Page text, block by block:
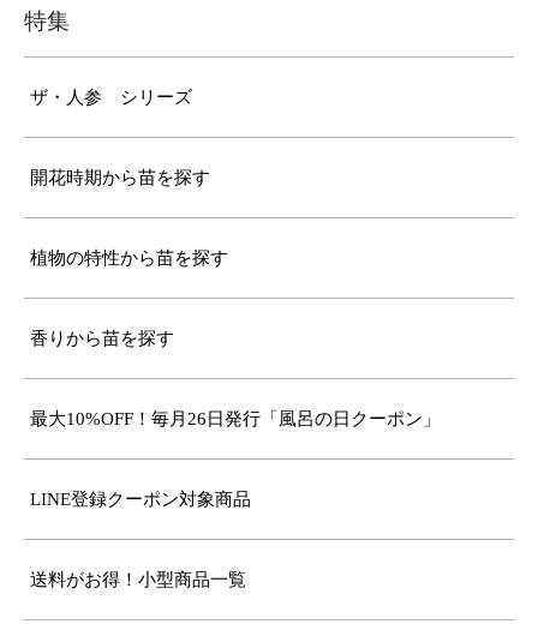
特集
ザ・人参 シリーズ
開花時期から苗を探す
植物の特性から苗を探す
香りから苗を探す
最大10%OFF！毎月26日発行「風呂の日クーポン」
LINE登録クーポン対象商品
送料がお得！小型商品一覧